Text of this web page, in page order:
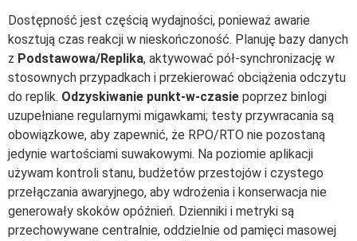
Dostępność jest częścią wydajności, ponieważ awarie
kosztują czas reakcji w nieskończoność. Planuję bazy danych
z Podstawowa/Replika, aktywować pół-synchronizację w
stosownych przypadkach i przekierować obciążenia odczytu
do replik. Odzyskiwanie punkt-w-czasie poprzez binlogi
uzupełniane regularnymi migawkami; testy przywracania są
obowiązkowe, aby zapewnić, że RPO/RTO nie pozostaną
jedynie wartościami suwakowymi. Na poziomie aplikacji
używam kontroli stanu, budżetów przestojów i czystego
przełączania awaryjnego, aby wdrożenia i konserwacja nie
generowały skoków opóźnień. Dzienniki i metryki są
przechowywane centralnie, oddzielnie od pamięci masowej